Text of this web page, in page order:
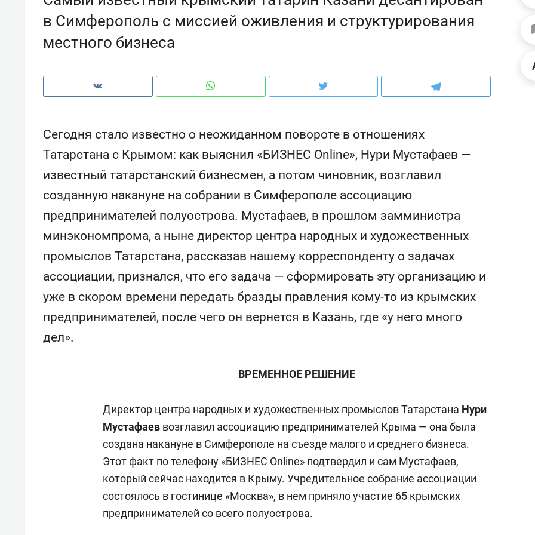
в Симферополь с миссией оживления и структурирования
местного бизнеса
Сегодня стало известно о неожиданном повороте в отношениях
Татарстана с Крымом: как выяснил «БИЗНЕС Online», Нури Мустафаев —
известный татарстанский бизнесмен, а потом чиновник, возглавил
созданную накануне на собрании в Симферополе ассоциацию
предпринимателей полуострова. Мустафаев, в прошлом замминистра
минэкономпрома, а ныне директор центра народных и художественных
промыслов Татарстана, рассказав нашему корреспонденту о задачах
ассоциации, признался, что его задача — сформировать эту организацию и
уже в скором времени передать бразды правления кому-то из крымских
предпринимателей, после чего он вернется в Казань, где «у него много
дел».
ВРЕМЕННОЕ РЕШЕНИЕ
Директор центра народных и художественных промыслов Татарстана Нури
Мустафаев возглавил ассоциацию предпринимателей Крыма — она была
создана накануне в Симферополе на съезде малого и среднего бизнеса.
Этот факт по телефону «БИЗНЕС Online» подтвердил и сам Мустафаев,
который сейчас находится в Крыму. Учредительное собрание ассоциации
состоялось в гостинице «Москва», в нем приняло участие 65 крымских
предпринимателей со всего полуострова.
с ЖК «Иволга» в Зеленодольске
школьной формы о контрафакте,
налогах и развитии без кредитов
рынки, почему надо
чем интересен Оман?
Рекомендуем
«В банкротствах сегодня
ищут не активы, а людей,
которые ими управляли. Они
отвечают личным
Рекомендуем
Опыт выживания в дикой
с ментальным и физическим
состоянием как основа
Рекомендуем
Мексика, рок-
в Менделеевске
«Гонка Героев»